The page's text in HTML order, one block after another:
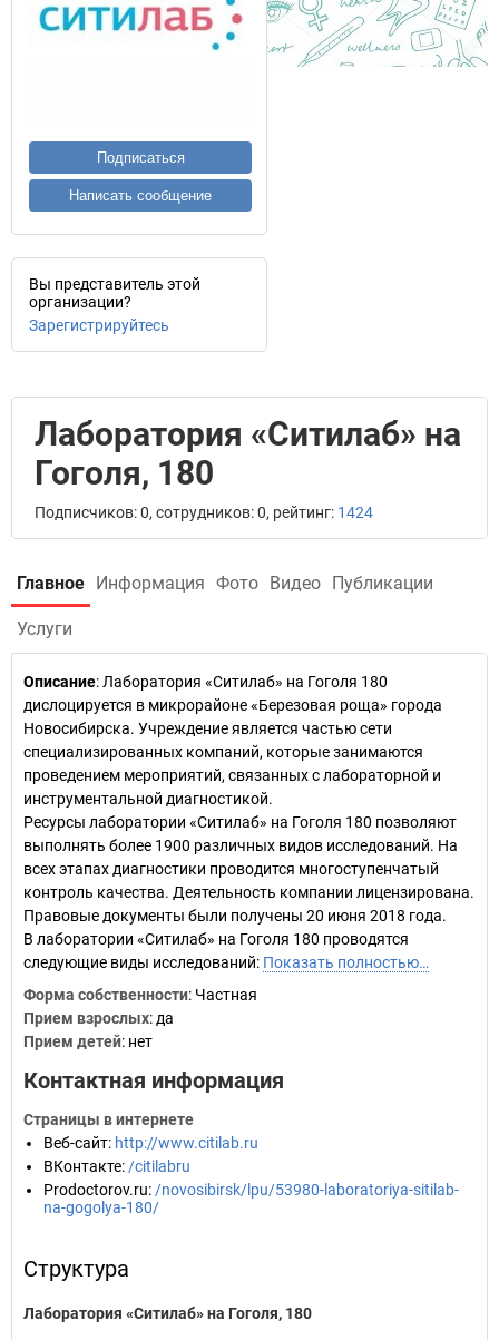
Подписаться
Написать сообщение
Вы представитель этой
организации?
Зарегистрируйтесь
Лаборатория «Ситилаб» на
Гоголя, 180
Подписчиков: 0, сотрудников: 0, рейтинг: 1424
Главное Информация Фото Видео Публикации
Услуги
Описание: Лаборатория «Ситилаб» на Гоголя 180
дислоцируется в микрорайоне «Березовая роща» города
Новосибирска. Учреждение является частью сети
специализированных компаний, которые занимаются
проведением мероприятий, связанных с лабораторной и
инструментальной диагностикой.
Ресурсы лаборатории «Ситилаб» на Гоголя 180 позволяют
выполнять более 1900 различных видов исследований. На
всех этапах диагностики проводится многоступенчатый
контроль качества. Деятельность компании лицензирована.
Правовые документы были получены 20 июня 2018 года.
В лаборатории «Ситилаб» на Гоголя 180 проводятся
следующие виды исследований: Показать полностью…
Форма собственности: Частная
Прием взрослых: да
Прием детей: нет
Контактная информация
Страницы в интернете
Веб-сайт: http://www.citilab.ru
ВКонтакте: /citilabru
Prodoctorov.ru: /novosibirsk/lpu/53980-laboratoriya-sitilab-
na-gogolya-180/
Структура
Лаборатория «Ситилаб» на Гоголя, 180